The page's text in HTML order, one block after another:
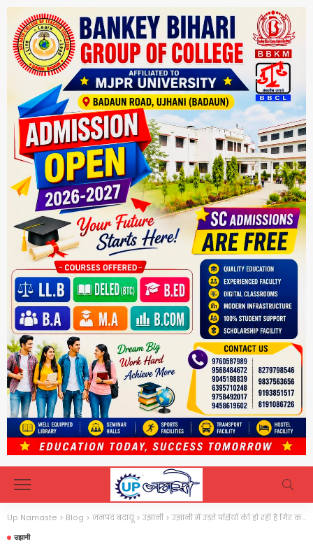
Up Namaste > Blog > जनपद बदायूं>उझानी >उझानी में उड़ते पक्षियों की हो रही है गिर कर मौत, मौके पर पहुंचा वन विभाग, कोपर्समिथ बारबेट प्रजाति का है पक्षी
उझानी